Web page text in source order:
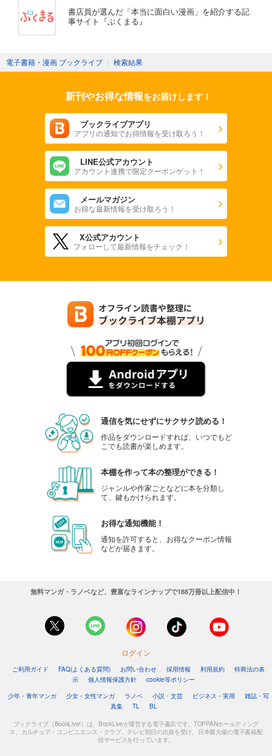
書店員が選んだ「本当に面白い漫画」を紹介する記
事サイト『ぶくまる』
電子書籍・漫画 ブックライブ 〉 検索結果
新刊やお得な情報をお届けします！
ブックライブアプリ
アプリの通知でお得情報を受け取ろう！
LINE公式アカウント
アカウント連携で限定クーポンゲット！
メールマガジン
お得な最新情報を受け取ろう！
X公式アカウント
フォローして最新情報をチェック！
通信を気にせずにサクサク読める！
作品をダウンロードすれば、いつでもど
こでも読書が楽しめます。
本棚を作って本の整理ができる！
ジャンルや作家ごとなどに本を分類し
て、鍵もかけられます。
お得な通知機能！
通知を許可すると、お得なクーポン情報
などが届きます。
無料マンガ・ラノベなど、豊富なラインナップで188万冊以上配信中！
ログイン
ご利用ガイド FAQ(よくある質問) お問い合わせ 採用情報 利用規約
特商法の表
示
個人情報保護方針
cookie等ポリシー
少年・青年マンガ
少女・女性マンガ ラノベ 小説・文芸 ビジネス・実用
雑誌・写
真集
TL BL
ブックライブ（BookLive!）は、BookLiveが運営する電子書店です。TOPPANホールディング
ス、カルチュア・コンビニエンス・クラブ、テレビ朝日の出資を受け、日本最大級の電子書籍配
信サービスを行っています。